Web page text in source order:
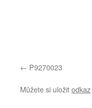
P9270023
Můžete si uložitodkaz